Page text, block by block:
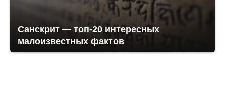
Санскрит — топ-20 интересных
малоизвестных фактов